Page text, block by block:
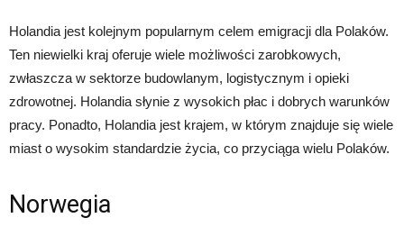
Holandia jest kolejnym popularnym celem emigracji dla Polaków.
Ten niewielki kraj oferuje wiele możliwości zarobkowych,
zwłaszcza w sektorze budowlanym, logistycznym i opieki
zdrowotnej. Holandia słynie z wysokich płac i dobrych warunków
pracy. Ponadto, Holandia jest krajem, w którym znajduje się wiele
miast o wysokim standardzie życia, co przyciąga wielu Polaków.
Norwegia